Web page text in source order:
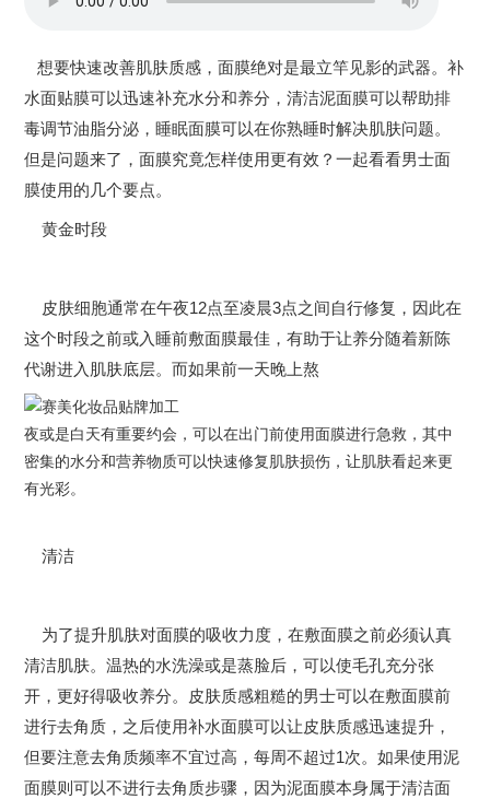
想要快速改善肌肤质感，面膜绝对是最立竿见影的武器。补
水面贴膜可以迅速补充水分和养分，清洁泥面膜可以帮助排
毒调节油脂分泌，睡眠面膜可以在你熟睡时解决肌肤问题。
但是问题来了，面膜究竟怎样使用更有效？一起看看男士面
膜使用的几个要点。
黄金时段
皮肤细胞通常在午夜12点至凌晨3点之间自行修复，因此在
这个时段之前或入睡前敷面膜最佳，有助于让养分随着新陈
代谢进入肌肤底层。而如果前一天晚上熬
夜或是白天有重要约会，可以在出门前使用面膜进行急救，其中
密集的水分和营养物质可以快速修复肌肤损伤，让肌肤看起来更
有光彩。
清洁
为了提升肌肤对面膜的吸收力度，在敷面膜之前必须认真
清洁肌肤。温热的水洗澡或是蒸脸后，可以使毛孔充分张
开，更好得吸收养分。皮肤质感粗糙的男士可以在敷面膜前
进行去角质，之后使用补水面膜可以让皮肤质感迅速提升，
但要注意去角质频率不宜过高，每周不超过1次。如果使用泥
面膜则可以不进行去角质步骤，因为泥面膜本身属于清洁面